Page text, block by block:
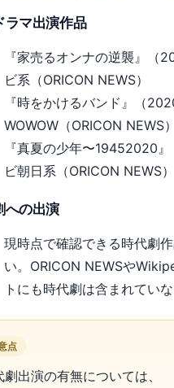
ラマ出演作品
『家売るオンナの逆襲』（
ビ系（ORICON NEWS）
『時をかけるバンド』（
WOWOW（ORICON NEWS）
『真夏の少年〜19452020
ビ朝日系（ORICON NEWS）
への出演
現時点で確認できる時代劇
い。ORICON NEWSや
トにも時代劇は含まれていな
点
劇出演の有無については、